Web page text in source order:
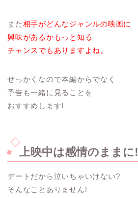
また相手がどんなジャンルの映画に
興味があるかもっと知る
チャンスでもありますよね。
せっかくなので本編からでなく
予告も一緒に見ることを
おすすめします!
上映中は感情のままに!
デートだから泣いちゃいけない?
そんなことありません!